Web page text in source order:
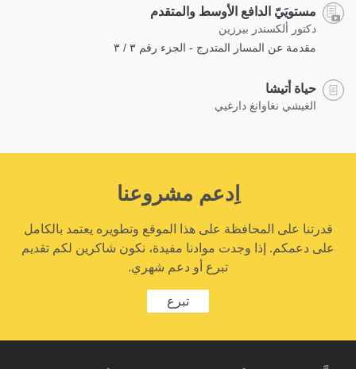
مستويَيّ الدافع الأوسط والمتقدم
دكتور ألكسندر بيرزين
مقدمة عن المسار المتدرج - الجزء رقم ٣ / ٣
حياة أتيشا
الغيشي نغاوانغ دارغيي
اِدعم مشروعنا
قدرتنا على المحافظة على هذا الموقع وتطويره يعتمد بالكامل
على دعمكم. إذا وجدت موادنا مفيدة، نكون شاكرين لكم تقديم
تبرع أو دعم شهري.
تبرع